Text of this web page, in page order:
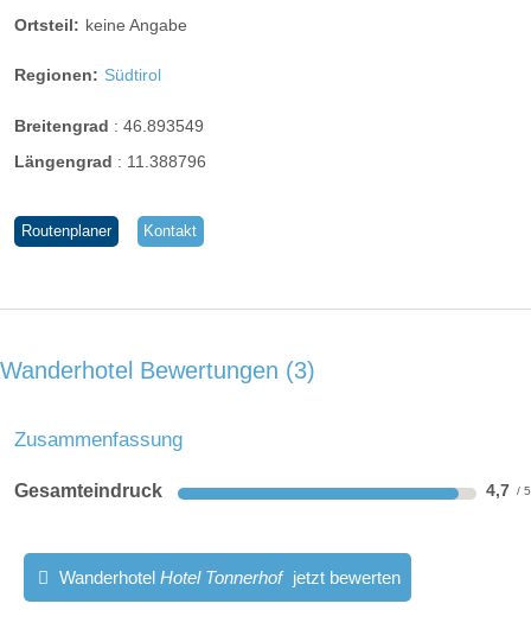
Ortsteil: keine Angabe
Regionen: Südtirol
Breitengrad : 46.893549
Längengrad : 11.388796
Routenplaner Kontakt
Wanderhotel Bewertungen 3
Zusammenfassung
Gesamteindruck 4,7
Wanderhotel Hotel Tonnerhof jetzt bewerten